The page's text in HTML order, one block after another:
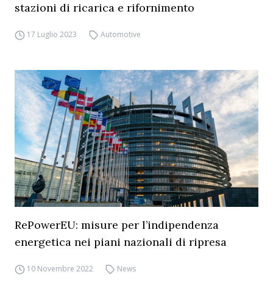
stazioni di ricarica e rifornimento
17 Luglio 2023 Automotive
RePowerEU: misure per l’indipendenza
energetica nei piani nazionali di ripresa
10 Novembre 2022 News